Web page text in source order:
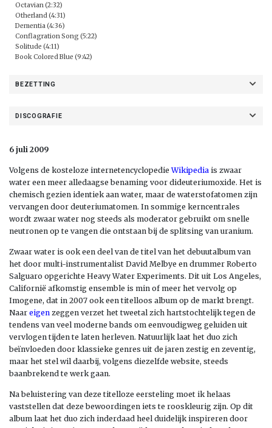
Octavian (2:32)
Otherland (4:31)
Dementia (4:36)
Conflagration Song (5:22)
Solitude (4:11)
Book Colored Blue (9:42)
BEZETTING
DISCOGRAFIE
6 juli 2009
Volgens de kosteloze internetencyclopedieWikipedia is zwaar
water een meer alledaagse benaming voor dideuteriumoxide. Het is
chemisch gezien identiek aan water, maar de waterstofatomen zijn
vervangen door deuteriumatomen. In sommige kerncentrales
wordt zwaar water nog steeds als moderator gebruikt om snelle
neutronen op te vangen die ontstaan bij de splitsing van uranium.
Zwaar water is ook een deel van de titel van het debuutalbum van
het door multi-instrumentalist David Melbye en drummer Roberto
Salguaro opgerichte Heavy Water Experiments. Dit uit Los Angeles,
Californië afkomstig ensemble is min of meer het vervolg op
Imogene, dat in 2007 ook een titelloos album op de markt brengt.
Naar eigen zeggen verzet het tweetal zich hartstochtelijk tegen de
tendens van veel moderne bands om eenvoudigweg geluiden uit
vervlogen tijden te laten herleven. Natuurlijk laat het duo zich
beïnvloeden door klassieke genres uit de jaren zestig en zeventig,
maar het stel wil daarbij, volgens diezelfde website, steeds
baanbrekend te werk gaan.
Na beluistering van deze titelloze eersteling moet ik helaas
vaststellen dat deze bewoordingen iets te rooskleurig zijn. Op dit
album laat het duo zich inderdaad heel duidelijk inspireren door